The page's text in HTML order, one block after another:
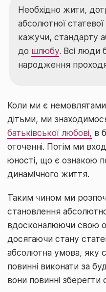
Необхідно жити,
абсолютної
кажучи, стандарту
до шлюбу. Всі люди
народження
Коли ми є
дітьми, ми
батьківської любові, в
оточенні. Потім ми
юності, що є ознакою
динамічного життя.
Таким чином ми
становлення
вдосконалюючи свою
досягаючи стану
абсолютна умова, яку
повинні виконати за
вони повинні зберегти